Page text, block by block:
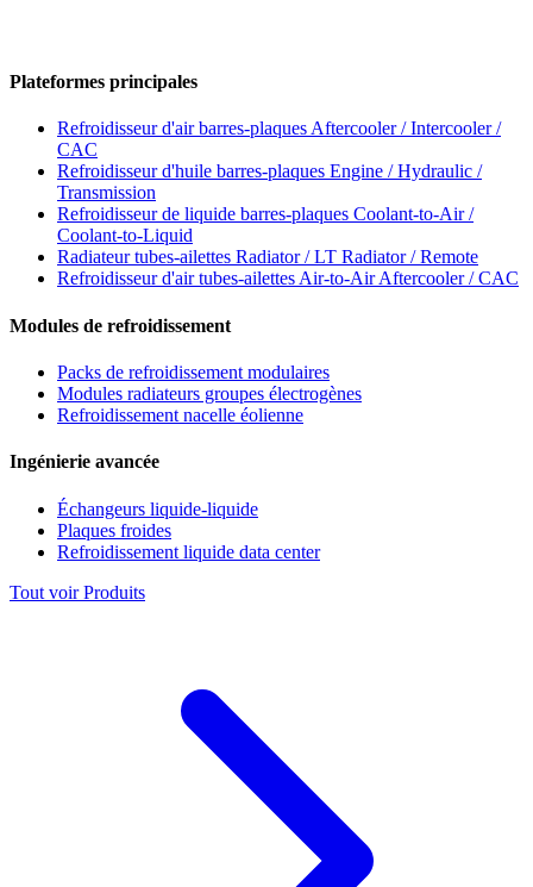
Plateformes principales
Refroidisseur d'air barres-plaquesAftercooler / Intercooler /
CAC
Refroidisseur d'huile barres-plaques Engine / Hydraulic /
Transmission
Refroidisseur de liquide barres-plaques Coolant-to-Air /
Coolant-to-Liquid
Radiateur tubes-ailettes Radiator / LT Radiator / Remote
Refroidisseur d'air tubes-ailettesAir-to-Air Aftercooler / CAC
Modules de refroidissement
Packs de refroidissement modulaires
Modules radiateurs groupes électrogènes
Refroidissement nacelle éolienne
Ingénierie avancée
Échangeurs liquide-liquide
Plaques froides
Refroidissement liquide data center
Tout voir Produits